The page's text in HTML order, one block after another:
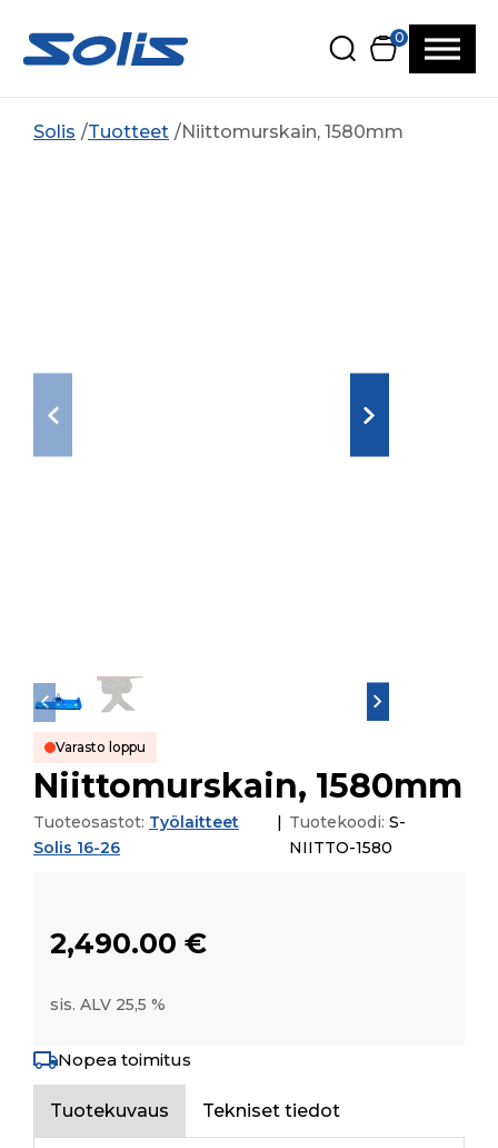
0
Solis Tuotteet Niittomurskain, 1580mm
Varasto loppu
Niittomurskain, 1580mm
Tuoteosastot: Työlaitteet
Solis 16-26
| Tuotekoodi: S-
NIITTO-1580
2,490.00 €
sis. ALV 25,5 %
Nopea toimitus
Tuotekuvaus Tekniset tiedot